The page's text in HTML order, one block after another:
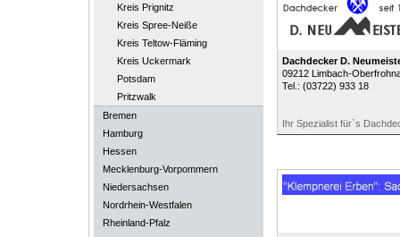
Kreis Prignitz
Kreis Spree-Neiße
Kreis Teltow-Fläming
Kreis Uckermark
Potsdam
Pritzwalk
Bremen
Hamburg
Hessen
Mecklenburg-Vorpommern
Niedersachsen
Nordrhein-Westfalen
Rheinland-Pfalz
Dachdecker D.
09212 Limbach-
Tel.: (03722) 933 18
Ihr Spezialist für`s